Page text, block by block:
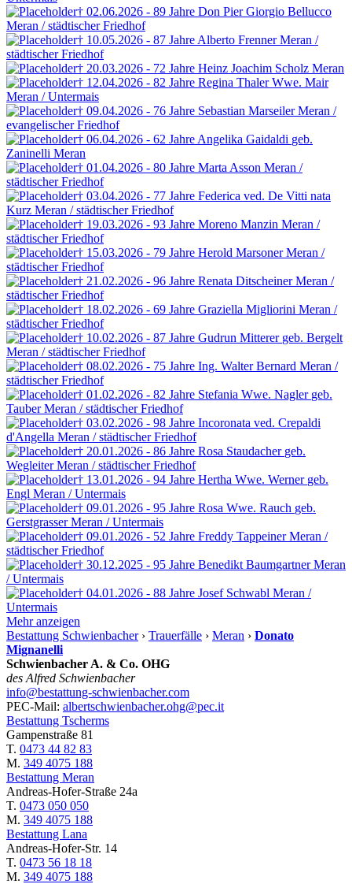
† 02.06.2026 - 89 Jahre Don Pier Giorgio Bellucco
Meran / städtischer Friedhof
† 10.05.2026 - 87 Jahre Alberto FrennerMeran /
städtischer Friedhof
† 20.03.2026 - 72 Jahre Heinz Joachim Scholz Meran
† 12.04.2026 - 82 Jahre Regina ThalerWwe. Mair
Meran / Untermais
† 09.04.2026 - 76 Jahre Sebastian MarseilerMeran /
evangelischer Friedhof
† 06.04.2026 - 62 Jahre Angelika Gaidaldi geb.
Zaninelli Meran
† 01.04.2026 - 80 Jahre Marta Asson Meran /
städtischer Friedhof
† 03.04.2026 - 77 Jahre Federica ved. De Vitti nata
Kurz Meran / städtischer Friedhof
† 19.03.2026 - 93 Jahre Moreno Manzin Meran /
städtischer Friedhof
† 15.03.2026 - 79 Jahre Herold MarsonerMeran /
städtischer Friedhof
† 21.02.2026 - 96 Jahre Renata DitscheinerMeran /
städtischer Friedhof
† 18.02.2026 - 69 Jahre Graziella Migliorini Meran /
städtischer Friedhof
† 10.02.2026 - 87 Jahre Gudrun Mitterer geb. Bergelt
Meran / städtischer Friedhof
† 08.02.2026 - 75 Jahre Ing. Walter Bernard Meran /
städtischer Friedhof
† 01.02.2026 - 82 Jahre Stefania Wwe. Nagler geb.
TauberMeran / städtischer Friedhof
† 03.02.2026 - 98 Jahre Incoronata ved. Crepaldi
d'Angella Meran / städtischer Friedhof
† 20.01.2026 - 86 Jahre Rosa Staudacher geb.
WegleiterMeran / städtischer Friedhof
† 13.01.2026 - 94 Jahre Hertha Wwe. Werner geb.
Engl Meran / Untermais
† 09.01.2026 - 95 Jahre Rosa Wwe. Rauch geb.
GerstgrasserMeran / Untermais
† 09.01.2026 - 52 Jahre Freddy TappeinerMeran /
städtischer Friedhof
† 30.12.2025 - 95 Jahre Benedikt BaumgartnerMeran
/ Untermais
† 04.01.2026 - 88 Jahre Josef Schwabl Meran /
Untermais
Mehr anzeigen
Bestattung Schwienbacher› Trauerfälle › Meran › Donato
Mignanelli
Schwienbacher A. & Co. OHG
des Alfred Schwienbacher
info@bestattung-schwienbacher.com
PEC-Mail: albertschwienbacher.ohg@pec.it
Bestattung Tscherms
Gampenstraße 81
T. 0473 44 82 83
M. 349 4075 188
Bestattung Meran
Andreas-Hofer-Straße 24a
T. 0473 050 050
M. 349 4075 188
Bestattung Lana
Andreas-Hofer-Str. 14
T. 0473 56 18 18
M. 349 4075 188